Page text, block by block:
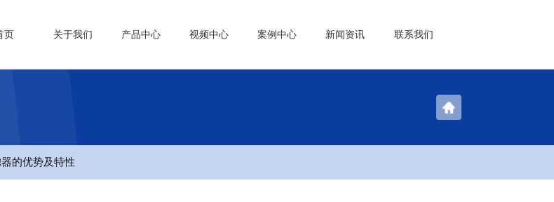
页 关于我们 产品中心 视频中心 案例中心 新闻资讯 联系我们
的优势及特性